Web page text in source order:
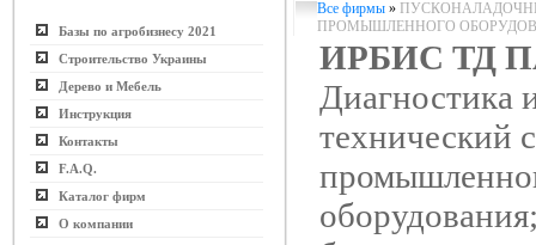
Базы по агробизнесу 2021
Строительство Украины
Дерево и Мебель
Инструкция
Контакты
F.A.Q.
Каталог фирм
О компании
Все фирмы »
ПРОМЫШЛЕННОГО
ИРБИС ТД
Диагностика
технический